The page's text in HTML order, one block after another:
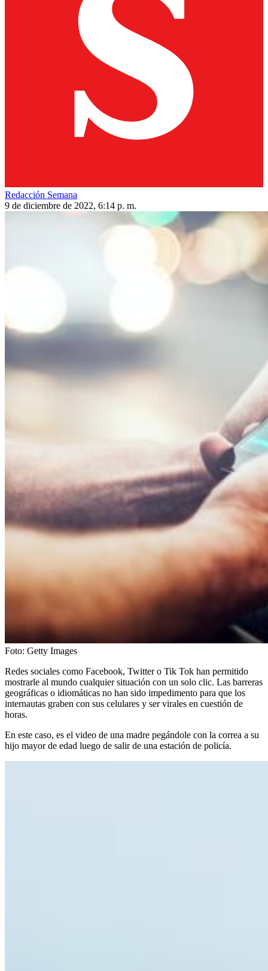
Redacción Semana
9 de diciembre de 2022, 6:14 p. m.
Foto: Getty Images
Redes sociales como Facebook, Twitter o Tik Tok han permitido
mostrarle al mundo cualquier situación con un solo clic. Las barreras
geográficas o idiomáticas no han sido impedimento para que los
internautas graben con sus celulares y ser virales en cuestión de
horas.
En este caso, es el video de una madre pegándole con la correa a su
hijo mayor de edad luego de salir de una estación de policía.